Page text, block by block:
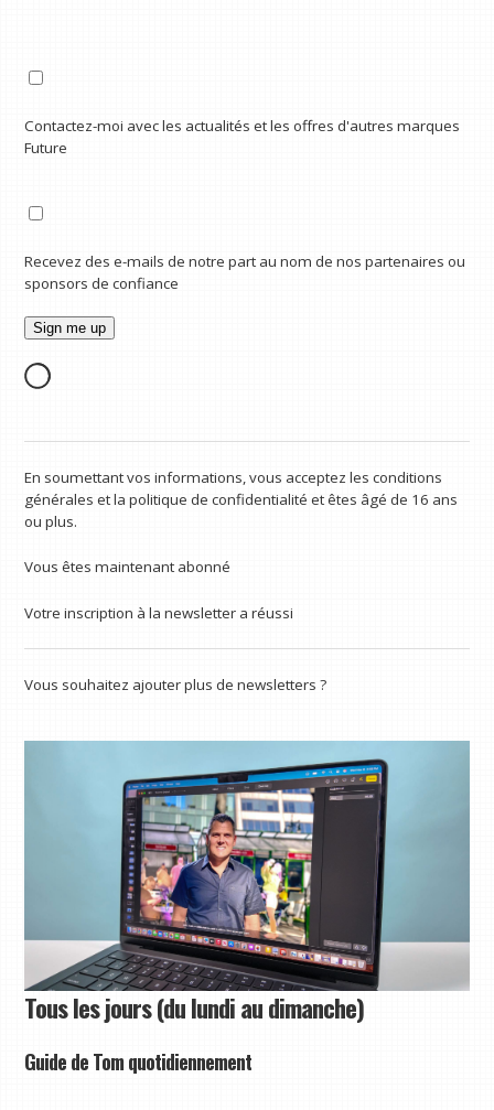
Contactez-moi avec les actualités et les offres d'autres marques
Future
Recevez des e-mails de notre part au nom de nos partenaires ou
sponsors de confiance
En soumettant vos informations, vous acceptez les conditions
générales et la politique de confidentialité et êtes âgé de 16 ans
ou plus.
Vous êtes maintenant abonné
Votre inscription à la newsletter a réussi
Vous souhaitez ajouter plus de newsletters ?
Tous les jours (du lundi au dimanche)
Guide de Tom quotidiennement